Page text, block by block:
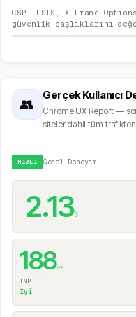
CSP, HSTS, X-Frame-
güvenlik başlıklarını
👥
Gerçek Kullanıcı
Chrome UX Report —
siteler dahil tüm
HIZLI Genel Deneyim
2.13s
188ms
INP
İyi